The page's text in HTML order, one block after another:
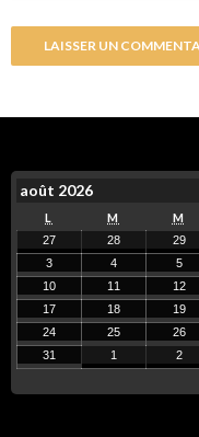
août 2026
L M M
27 28 29
3
4 5
10
11 12
17
18 19
24
25 26
31
1 2